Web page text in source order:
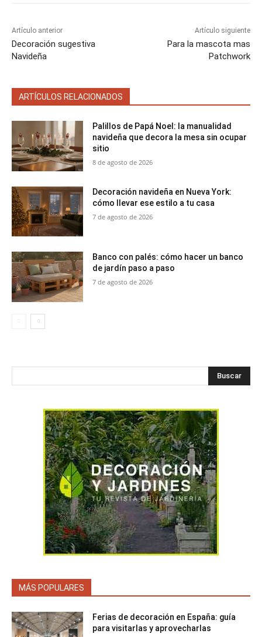
Artículo anterior
Decoración sugestiva
Navideña
Artículo siguiente
Para la mascota mas
Patchwork
ARTÍCULOS RELACIONADOS
Palillos de Papá Noel: la manualidad
navideña que decora la mesa sin ocupar
sitio
8 de agosto de 2026
Decoración navideña en Nueva York:
cómo llevar ese estilo a tu casa
7 de agosto de 2026
Banco con palés: cómo hacer un banco
de jardín paso a paso
7 de agosto de 2026
Buscar
MÁS POPULARES
Ferias de decoración en España: guía
para visitarlas y aprovecharlas